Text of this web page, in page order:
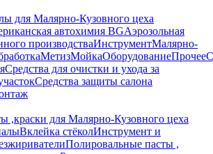
для Малярно-Кузовного цеха
автохимия BGАэрозольная
производстваИнструментМалярно-
МетизМойкаОборудованиеПрочее
Средства для очистки и ухода за
Средства защиты салона
,краски для Малярно-Кузовного цеха
Вклейка стёколИнструмент и
Полировальные пасты ,